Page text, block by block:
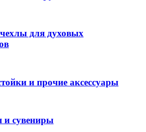
для духовых
и прочие аксессуары
и сувениры